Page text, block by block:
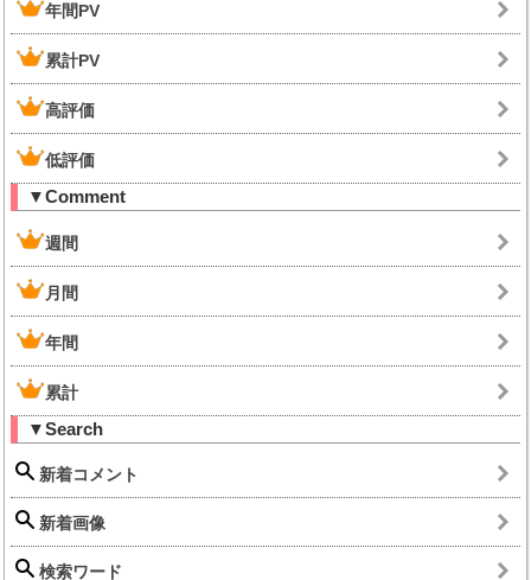
年間PV
累計PV
高評価
低評価
▼Comment
週間
月間
年間
累計
▼Search
新着コメント
新着画像
検索ワード